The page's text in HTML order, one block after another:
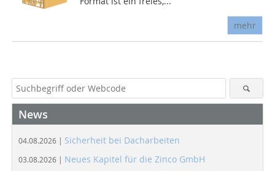
mehr
News
04.08.2026 | Sicherheit bei Dacharbeiten
03.08.2026 | Neues Kapitel für die Zinco GmbH